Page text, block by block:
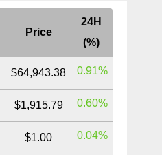
Price
24H
(%)
$64,943.38 0.91%
$1,915.79 0.60%
$1.00 0.04%